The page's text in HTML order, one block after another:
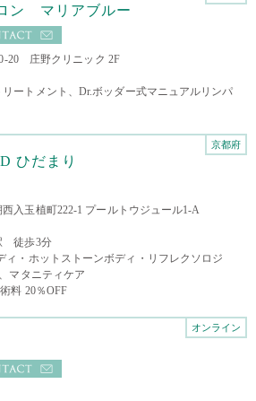
ン マリアブルー
20 庄野クリニック 2F
ートメント、Dr.ボッダー式マニュアルリンパ
ひだまり
京都府
入玉植町222-1 プールトウジュール1-A
徒歩3分
ィ・ホットストーンボディ・リフレクソロジ
マタニティケア
料 20％OFF
オンライン